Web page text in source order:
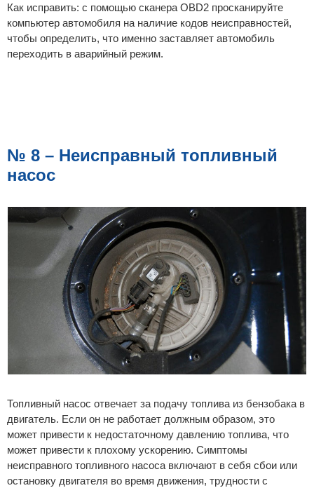
Как исправить: с помощью сканера OBD2 просканируйте
компьютер автомобиля на наличие кодов неисправностей,
чтобы определить, что именно заставляет автомобиль
переходить в аварийный режим.
№ 8 – Неисправный топливный
насос
Топливный насос отвечает за подачу топлива из бензобака в
двигатель. Если он не работает должным образом, это
может привести к недостаточному давлению топлива, что
может привести к плохому ускорению. Симптомы
неисправного топливного насоса включают в себя сбои или
остановку двигателя во время движения, трудности с